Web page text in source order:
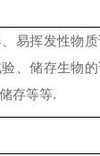
易挥发性物
、储存生物
存等等.